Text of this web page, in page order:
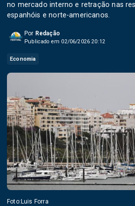
no mercado interno e retração nas
espanhóis e norte-americanos.
Por Redação
Publicado em 02/06/2026 20:12
Economia
Foto:Luis Forra